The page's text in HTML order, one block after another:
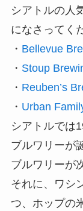
シアトルの人
になさってく
・ Bellevue
・ Stoup
・ Reuben’s
・ Urban
シアトルでは
ブルワリーが
ブルワリーが
それに、ワシ
つ、ホップの